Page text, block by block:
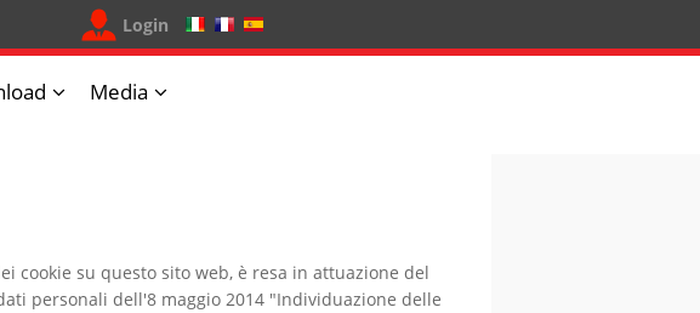
Login
Media
cookie su questo sito web, è resa in attuazione del
personali dell'8 maggio 2014 "Individuazione delle